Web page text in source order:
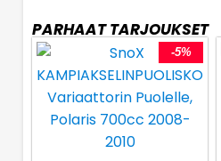
PARHAAT TARJOUKSET
-5%